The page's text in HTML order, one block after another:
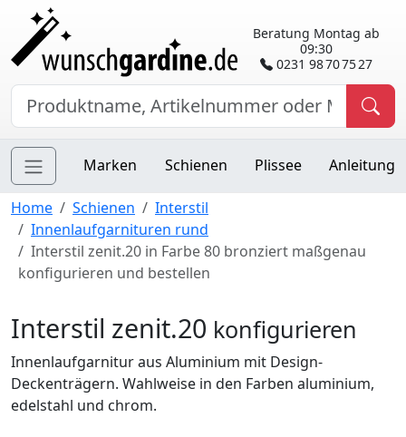
Beratung Montag ab
09:30
0231 98 70 75 27
Marken Schienen Plissee Anleitung
Home Schienen
Interstil
Innenlaufgarnituren rund
Interstil zenit.20 in Farbe 80 bronziert maßgenau
konfigurieren und bestellen
Interstil zenit.20 konfigurieren
Innenlaufgarnitur aus Aluminium mit Design-
Deckenträgern. Wahlweise in den Farben aluminium,
edelstahl und chrom.